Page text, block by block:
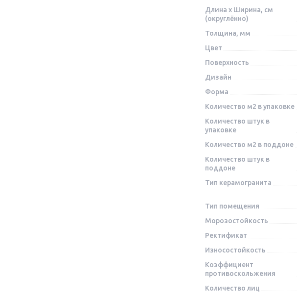
Длина x Ширина, см
(округлённо)
Толщина, мм
Цвет
Поверхность
Дизайн
Форма
Количество м2 в упаковке
Количество штук в
упаковке
Количество м2 в поддоне
Количество штук в
поддоне
Тип керамогранита
Тип помещения
Морозостойкость
Ректификат
Износостойкость
Коэффициент
противоскольжения
Количество лиц